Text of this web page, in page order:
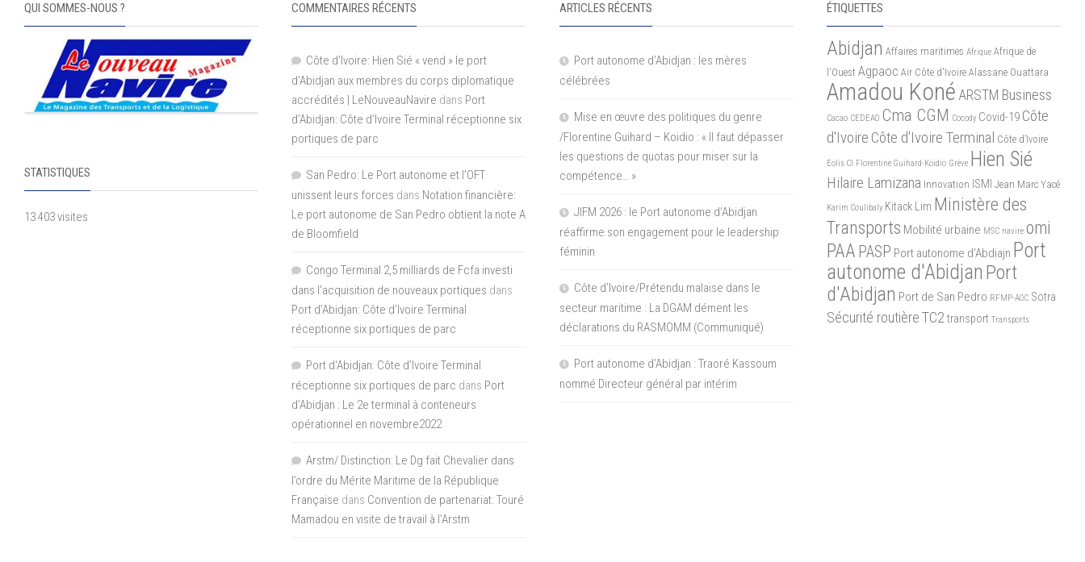
QUI SOMMES-NOUS ?
STATISTIQUES
13 403 visites
COMMENTAIRES RÉCENTS
Côte d'Ivoire: Hien Sié « vend » le port
d'Abidjan aux membres du corps diplomatique
accrédités | LeNouveauNavire dans Port
d’Abidjan: Côte d’Ivoire Terminal réceptionne six
portiques de parc
San Pedro: Le Port autonome et l’OFT
unissent leurs forces dans Notation financière:
Le port autonome de San Pedro obtient la note A
de Bloomfield
Congo Terminal 2,5 milliards de Fcfa investi
dans l’acquisition de nouveaux portiques dans
Port d’Abidjan: Côte d’Ivoire Terminal
réceptionne six portiques de parc
Port d'Abidjan: Côte d’Ivoire Terminal
réceptionne six portiques de parc dans Port
d’Abidjan : Le 2e terminal à conteneurs
opérationnel en novembre2022
Arstm/ Distinction: Le Dg fait Chevalier dans
l’ordre du Mérite Maritime de la République
Française dans Convention de partenariat: Touré
Mamadou en visite de travail à l’Arstm
ARTICLES RÉCENTS
Port autonome d’Abidjan : les mères
célébrées
Mise en œuvre des politiques du genre
/Florentine Guihard – Koidio : « Il faut dépasser
les questions de quotas pour miser sur la
compétence… »
JIFM 2026 : le Port autonome d’Abidjan
réaffirme son engagement pour le leadership
féminin
Côte d’Ivoire/Prétendu malaise dans le
secteur maritime : La DGAM dément les
déclarations du RASMOMM (Communiqué)
Port autonome d’Abidjan : Traoré Kassoum
nommé Directeur général par intérim
ÉTIQUETTES
Abidjan Affaires maritimes Afrique Afrique de
l'Ouest Agpaoc Air Côte d'Ivoire Alassane Ouattara
Amadou Koné ARSTM Business
Cacao CEDEAO Cma CGM Cocody Covid-19 Côte
d'Ivoire Côte d'Ivoire Terminal Côte d’Ivoire
Eolis CI Florentine Guihard-Koidio Grève Hien Sié
Hilaire Lamizana Innovation ISMI Jean Marc Yacé
Karim Coulibaly Kitack Lim Ministère des
Transports Mobilité urbaine MSC navire omi
PAA PASP Port autonome d'Abdiajn Port
autonome d'Abidjan Port
d'Abidjan Port de San Pedro RFMP-AOC Sotra
Sécurité routièreTC2 transport Transports